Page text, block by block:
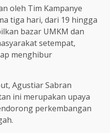
oleh Tim Kampanye
tiga hari, dari 19 hingga
bazar UMKM dan
setempat,
menghibur
Agustiar Sabran
ini merupakan upaya
perkembangan